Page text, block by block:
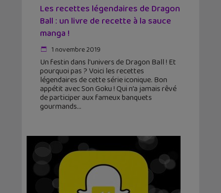
Les recettes légendaires de Dragon
Ball : un livre de recette à la sauce
manga !
1 novembre 2019
Un festin dans l'univers de Dragon Ball ! Et
pourquoi pas ? Voici les recettes
légendaires de cette série iconique. Bon
appétit avec Son Goku ! Qui n’a jamais rêvé
de participer aux fameux banquets
gourmands